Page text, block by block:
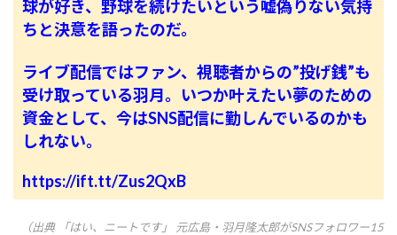
球が好き、野球を続けたいという嘘偽りない気持
ちと決意を語ったのだ。
ライブ配信ではファン、視聴者からの”投げ銭”も
受け取っている羽月。いつか叶えたい夢のための
資金として、今はSNS配信に勤しんでいるのかも
しれない。
https://ift.tt/Zus2QxB
（出典 「はい、ニートです」 元広島・羽月隆太郎がSNSフォロワー15